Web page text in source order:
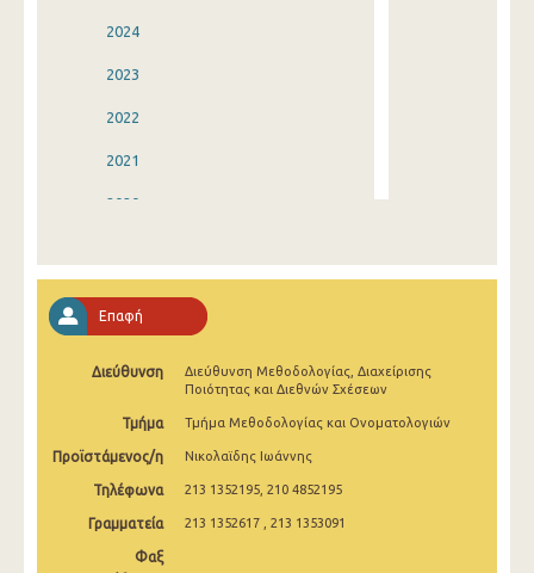
2024
2023
2022
2021
2020
2017
2016
2015
2014
2012
Επαφή
Διεύθυνση
Διεύθυνση Μεθοδολογίας, Διαχείρισης
Ποιότητας και Διεθνών Σχέσεων
Τμήμα Τμήμα Μεθοδολογίας και Ονοματολογιών
Προϊστάμενος/η Νικολαϊδης Ιωάννης
Τηλέφωνα 213 1352195, 210 4852195
Γραμματεία 213 1352617 , 213 1353091
Φαξ